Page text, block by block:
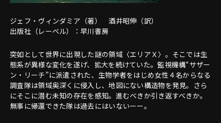
ジェフ・ヴィンダミア（著） 酒井昭伸（訳）
出版社（レーベル）：早川書房
突如として世界に出現した謎の領域〈エリアＸ〉。そこでは生
態系が異様な変化を遂げ、拡大を続けていた。監視機構“サザー
ン・リーチ”に派遣された、生物学者をはじめ女性４名からなる
調査隊は領域奥深くに侵入し、地図にない構造物を発見。さら
にそこに潜む未知の存在を感知。進むべきか引き返すべきか。
無事に帰還できた隊は過去にはいないーー。